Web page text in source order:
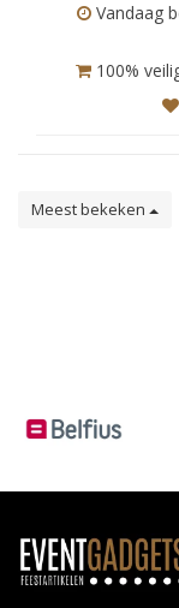
Vandaag
100%
Meest bekeken